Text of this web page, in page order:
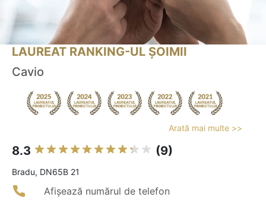
LAUREAT RANKING-UL ȘOIMII
Cavio
Arată mai multe >>
8.3 (9)
Bradu, DN65B 21
Afișează numărul de telefon